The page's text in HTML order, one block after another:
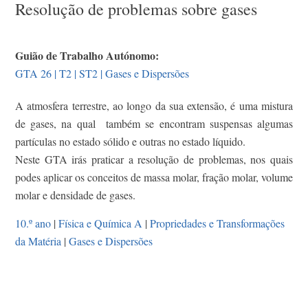
Resolução de problemas sobre gases
Guião de Trabalho Autónomo:
GTA 26 | T2 | ST2 | Gases e Dispersões
A atmosfera terrestre, ao longo da sua extensão, é uma mistura
de gases, na qual também se encontram suspensas algumas
partículas no estado sólido e outras no estado líquido.
Neste GTA irás praticar a resolução de problemas, nos quais
podes aplicar os conceitos de massa molar, fração molar, volume
molar e densidade de gases.
10.º ano |Física e Química A |Propriedades e Transformações
da Matéria |Gases e Dispersões